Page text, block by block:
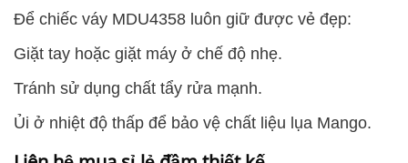
Để chiếc váy MDU4358 luôn giữ được vẻ đẹp:
Giặt tay hoặc giặt máy ở chế độ nhẹ.
Tránh sử dụng chất tẩy rửa mạnh.
Ủi ở nhiệt độ thấp để bảo vệ chất liệu lụa Mango.